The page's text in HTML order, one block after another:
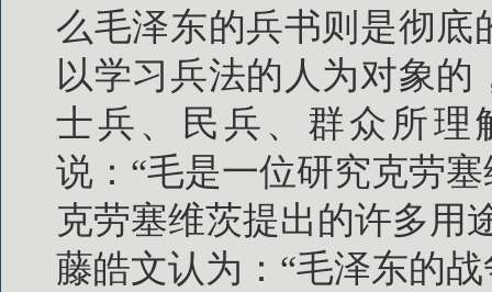
么毛泽东的兵书则是彻底
以学习兵法的人为对象
士兵、民兵、群众所
说：“毛是一位研究克劳
克劳塞维茨提出的许多用
藤皓文认为：“毛泽东的